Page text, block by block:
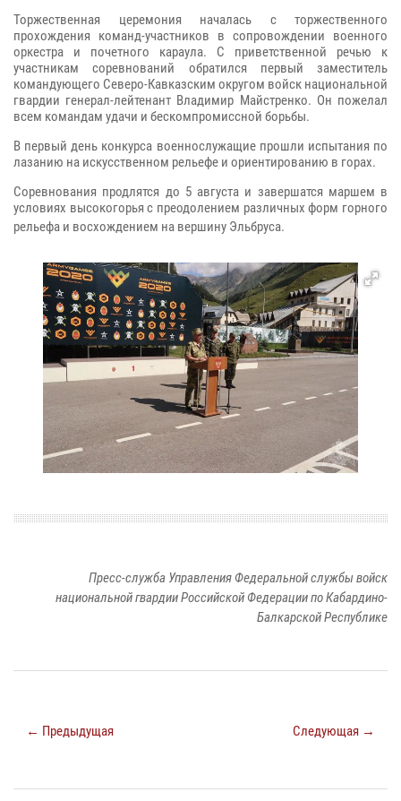
Торжественная церемония началась с торжественного
прохождения команд-участников в сопровождении военного
оркестра и почетного караула. С приветственной речью к
участникам соревнований обратился первый заместитель
командующего Северо-Кавказским округом войск национальной
гвардии генерал-лейтенант Владимир Майстренко. Он пожелал
всем командам удачи и бескомпромиссной борьбы.
В первый день конкурса военнослужащие прошли испытания по
лазанию на искусственном рельефе и ориентированию в горах.
Соревнования продлятся до 5 августа и завершатся маршем в
условиях высокогорья с преодолением различных форм горного
рельефа и восхождением на вершину Эльбруса.
Пресс-служба Управления Федеральной службы войск
национальной гвардии Российской Федерации по Кабардино-
Балкарской Республике
← Предыдущая Следующая →